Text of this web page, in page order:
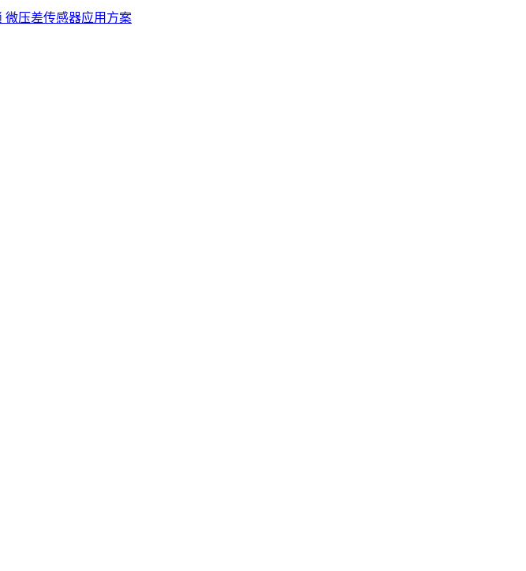
微压差传感器应用方案